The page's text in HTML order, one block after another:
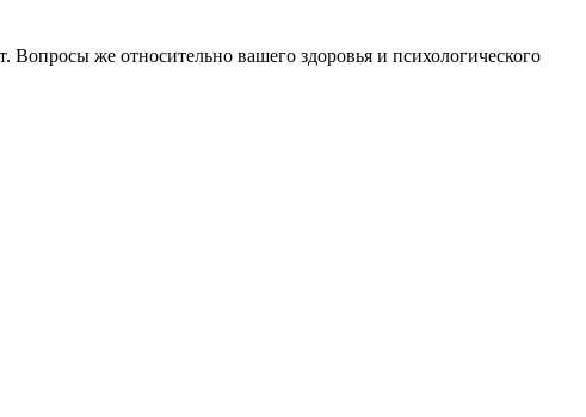
же относительно вашего здоровья и психологического